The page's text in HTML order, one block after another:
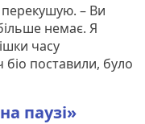
перекушую. – Ви
немає. Я
часу
біо поставили, було
паузі»